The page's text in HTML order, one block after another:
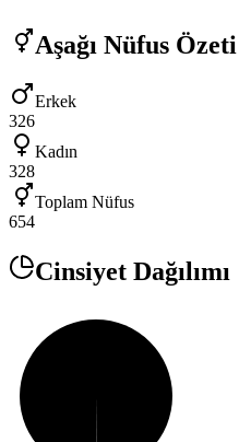
Aşağı Nüfus Özeti
Erkek
326
Kadın
328
Toplam Nüfus
654
Cinsiyet Dağılımı